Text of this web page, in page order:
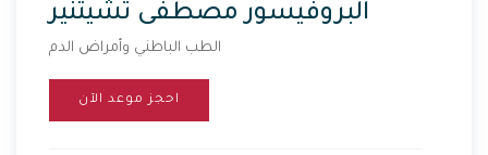
البروفيسور مصطفى تشيتنير
الطب الباطني وأمراض الدم
احجز موعد الآن